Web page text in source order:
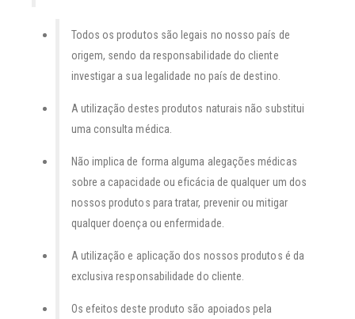
Todos os produtos são legais no nosso país de
origem, sendo da responsabilidade do cliente
investigar a sua legalidade no país de destino.
A utilização destes produtos naturais não substitui
uma consulta médica.
Não implica de forma alguma alegações médicas
sobre a capacidade ou eficácia de qualquer um dos
nossos produtos para tratar, prevenir ou mitigar
qualquer doença ou enfermidade.
A utilização e aplicação dos nossos produtos é da
exclusiva responsabilidade do cliente.
Os efeitos deste produto são apoiados pela